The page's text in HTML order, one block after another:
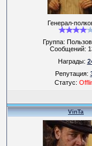
Генерал-
Группа:
Сообщений:
Награды:
Репутация:
Статус:
VinTa